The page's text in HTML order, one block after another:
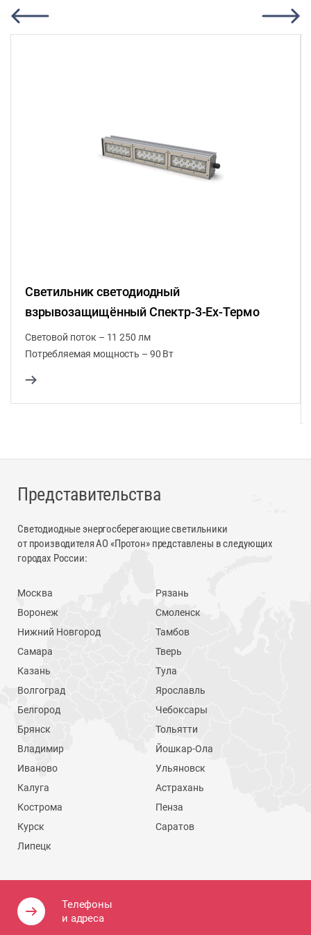
Светильник светодиодный
взрывозащищённый Спектр-3-Ex-Термо
Световой поток – 11 250 лм
Потребляемая мощность – 90 Вт
Телефоны
и адреса
Представительства
Светодиодные энергосберегающие светильники
от производителя АО «Протон» представлены в следующих
городах России:
Москва
Воронеж
Нижний Новгород
Самара
Казань
Волгоград
Белгород
Брянск
Владимир
Иваново
Калуга
Кострома
Курск
Липецк
Рязань
Смоленск
Тамбов
Тверь
Тула
Ярославль
Чебоксары
Тольятти
Йошкар-Ола
Ульяновск
Астрахань
Пенза
Саратов